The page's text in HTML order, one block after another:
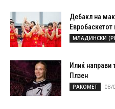
Дебакл на
МЛАДИНСКИ
Илиќ направи
Плзен
РАКОМЕТ 08/